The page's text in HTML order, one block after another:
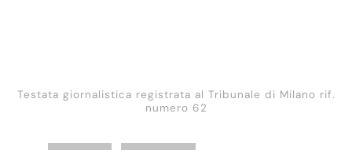
Testata giornalistica registrata al Tribunale di Milano rif.
numero 62